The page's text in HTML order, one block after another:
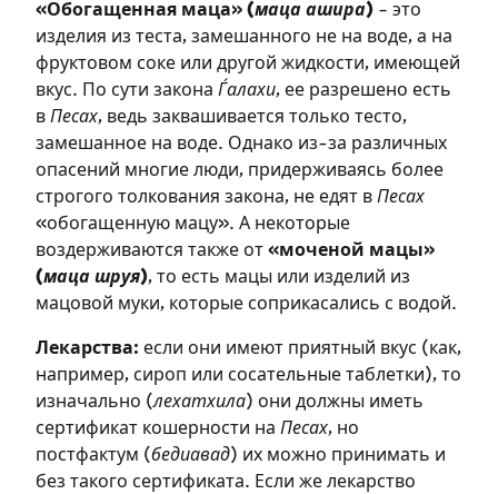
«Обогащенная маца» (маца ашира) – это
изделия из теста, замешанного не на воде, а на
фруктовом соке или другой жидкости, имеющей
вкус. По сути закона Ѓалахи, ее разрешено есть
в Песах, ведь заквашивается только тесто,
замешанное на воде. Однако из-за различных
опасений многие люди, придерживаясь более
строгого толкования закона, не едят в Песах
«обогащенную мацу». А некоторые
воздерживаются также от «моченой мацы»
(маца шруя), то есть мацы или изделий из
мацовой муки, которые соприкасались с водой.
Лекарства: если они имеют приятный вкус (как,
например, сироп или сосательные таблетки), то
изначально (лехатхила) они должны иметь
сертификат кошерности на Песах, но
постфактум (бедиавад) их можно принимать и
без такого сертификата. Если же лекарство
Зарегистрироваться
на сайте
Чтобы делать пометки на сайте,
необходимо зарегистрироваться.